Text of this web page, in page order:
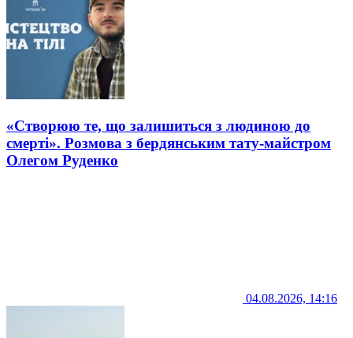
«Створюю те, що залишиться з людиною до
смерті». Розмова з бердянським тату-майстром
Олегом Руденко
04.08.2026, 14:16